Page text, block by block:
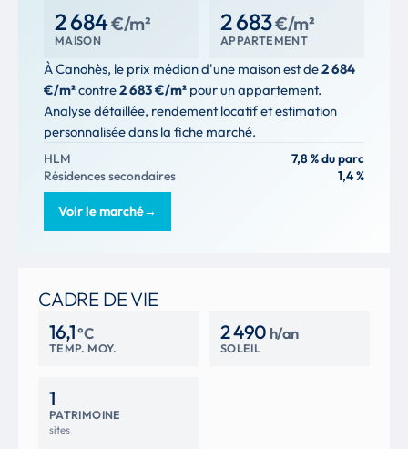
2 684€/m²
MAISON
2 683€/m²
APPARTEMENT
À Canohès, le prix médian d'une maison est de2 684
€/m²contre2 683 €/m² pour un appartement.
Analyse détaillée, rendement locatif et estimation
personnalisée dans la fiche marché.
HLM
7,8 % du parc
Résidences secondaires
1,4 %
Voir le marché→
CADRE DE VIE
16,1°C
TEMP. MOY.
2 490 h/an
SOLEIL
1
PATRIMOINE
sites